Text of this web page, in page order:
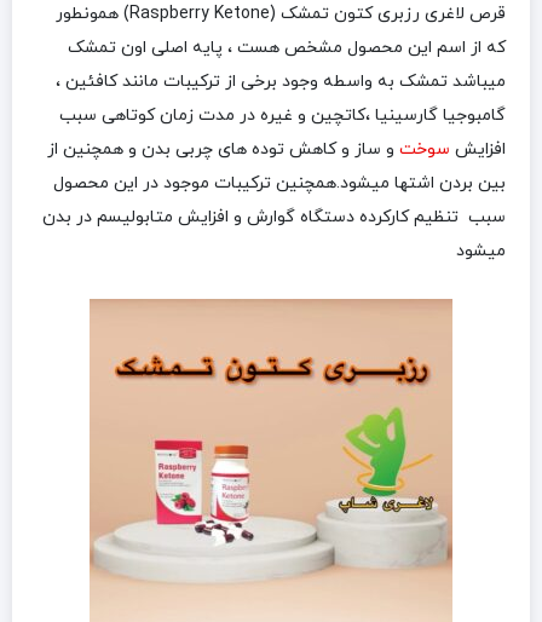
قرص لاغری رزبری کتون تمشک (Raspberry Ketone) همونطور
که از اسم این محصول مشخص هست ، پایه اصلی اون تمشک
میباشد تمشک به واسطه وجود برخی از ترکیبات مانند کافئین ،
گامبوجیا گارسینیا ،کاتچین و غیره در مدت زمان کوتاهی سبب
افزایش سوخت و ساز و کاهش توده های چربی بدن و همچنین از
بین بردن اشتها میشود.همچنین ترکیبات موجود در این محصول
سبب تنظیم کارکرده دستگاه گوارش و افزایش متابولیسم در بدن
میشود